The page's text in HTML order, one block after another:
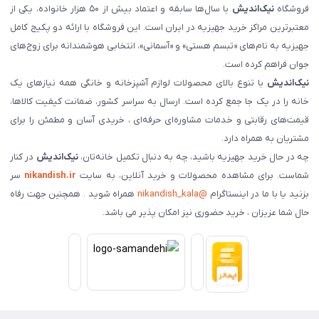
فروشگاهنیک‌اندیش
با سال‌ها سابقه و اعتماد بیش از ۵۰ هزار خانواده، یکی از
معتبرترین مراکز خرید جهیزیه در ایران است. این فروشگاه با ارائه دو پکیج کامل
جهیزیه به نام‌های «تبسم هستی» و «آسمانی»، انتخابی هوشمندانه برای زوج‌های
جوان فراهم کرده است.
نیک‌اندیش با تنوع بالای محصولات لوازم آشپزخانه و خانگی همه نیازهای یک
خانه را در یک جا جمع کرده است. ارسال به سراسر کشور، ضمانت کیفیت کالاها،
قیمت‌های رقابتی و خدمات مشاوره‌ای حرفه‌ای ، خریدی آسان و مطمئن را برای
مشتریان به همراه دارد.
چه در حال خرید جهیزیه باشید، چه به دنبال تکمیل خانه‌تان،نیک‌اندیش در کنار
شماست. برای مشاهده محصولات و خرید آنلاین، به سایت nikandish.ir سر
بزنید یا با ما در اینستاگرام @nikandish_kala
همراه شوید . همچنین جهت رفاه
حال شما عزیزان ، خرید حضوری نیز امکان پذیر می باشد.